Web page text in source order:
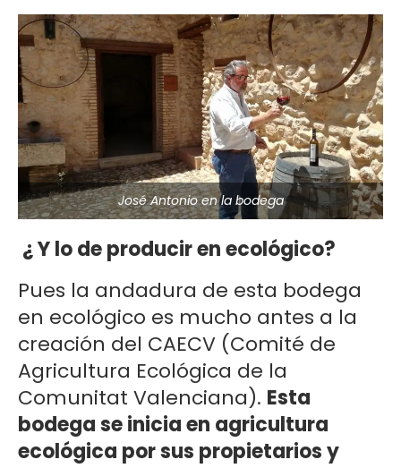
José Antonio en la bodega
¿ Y lo de producir en ecológico?
Pues la andadura de esta bodega
en ecológico es mucho antes a la
creación del CAECV (Comité de
Agricultura Ecológica de la
Comunitat Valenciana). Esta
bodega se inicia en agricultura
ecológica por sus propietarios y